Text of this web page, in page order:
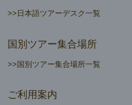
>>日本語ツアーデスク一覧
国別ツアー集合場所
>>国別ツアー集合場所一覧
ご利用案内